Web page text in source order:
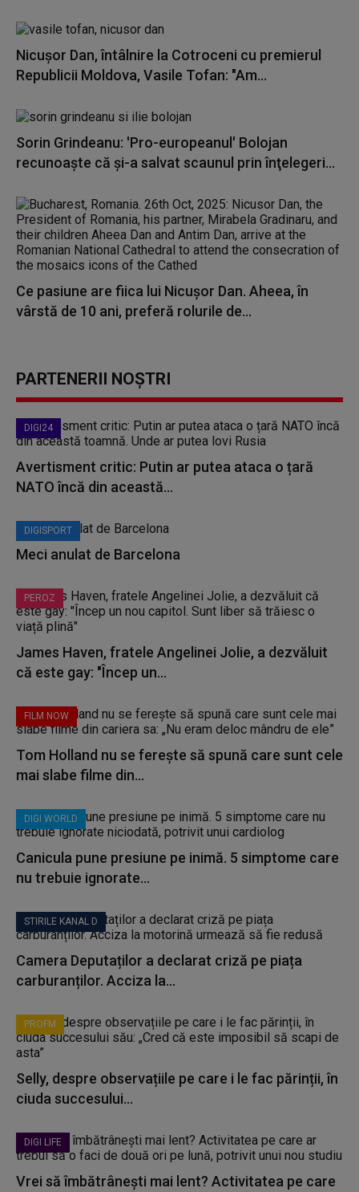
Nicuşor Dan, întâlnire la Cotroceni cu premierul
Republicii Moldova, Vasile Tofan: "Am...
Sorin Grindeanu: 'Pro-europeanul' Bolojan
recunoaşte că şi-a salvat scaunul prin înţelegeri...
Ce pasiune are fiica lui Nicușor Dan. Aheea, în
vârstă de 10 ani, preferă rolurile de...
PARTENERII NOȘTRI
DIGI24
Avertisment critic: Putin ar putea ataca o țară
NATO încă din această...
DIGISPORT
Meci anulat de Barcelona
PEROZ
James Haven, fratele Angelinei Jolie, a dezvăluit
că este gay: "Încep un...
FILM NOW
Tom Holland nu se ferește să spună care sunt cele
mai slabe filme din...
DIGI WORLD
Canicula pune presiune pe inimă. 5 simptome care
nu trebuie ignorate...
STIRILE KANAL D
Camera Deputaților a declarat criză pe piața
carburanților. Acciza la...
PROFM
Selly, despre observațiile pe care i le fac părinții, în
ciuda succesului...
DIGI LIFE
Vrei să îmbătrânești mai lent? Activitatea pe care